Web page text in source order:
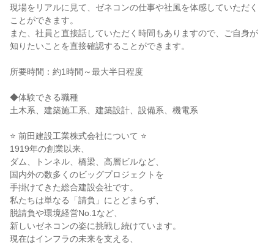
現場をリアルに見て、ゼネコンの仕事や社風を体感していただく
ことができます。
また、社員と直接話していただく時間もありますので、ご自身が
知りたいことを直接確認することができます。
所要時間：約1時間～最大半日程度
◆体験できる職種
土木系、建築施工系、建築設計、設備系、機電系
⭐ 前田建設工業株式会社について ⭐
1919年の創業以来、
ダム、トンネル、橋梁、高層ビルなど、
国内外の数多くのビッグプロジェクトを
手掛けてきた総合建設会社です。
私たちは単なる「請負」にとどまらず、
脱請負や環境経営No.1など、
新しいゼネコンの姿に挑戦し続けています。
現在はインフラの未来を支える、